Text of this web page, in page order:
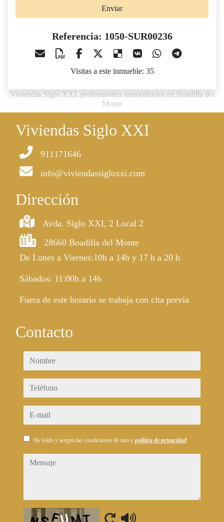
Enviar
Referencia: 1050-SUR00236
Visitas a este inmueble: 35
Viviendas Siglo XXI, profesionales inmobiliarios en Boadilla del
Monte
Viviendas Siglo XXI
911171646
info@viviendassigloxxi.com
Dirección
Avda. Siglo XXI, 2 Local 2
28660 Boadilla del Monte
De Lunes a Viernes:10h a 14h y 17 h a 20 h
Sábados: 11:00h a 14h
Fuera de este horario se trabaja con cita previa
Contacto
nombre
teléfono
e-mail
He leído y acepto las condiciones de uso y política de privacidad
mensaje
Captcha